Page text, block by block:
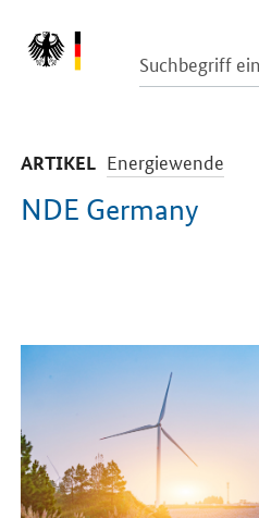
ARTIKEL -
Energiewende
NDE Germany